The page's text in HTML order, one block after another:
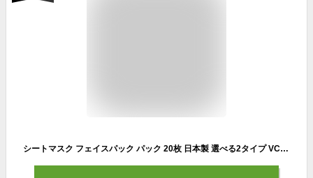
シートマスク フェイスパック パック 20枚 日本製 選べる2タイプ VC100 エイジングケア ヒト幹細胞 植物幹細胞 発酵プロバイオティック ナイアシンアミド セラミド ホワイトマスク 20代 30代 40代 50代 エイジングケア 保湿 乾燥 高濃度 国産